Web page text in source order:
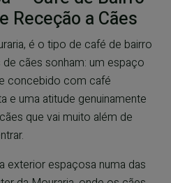
Receção a Cães
é o tipo de café de bairro
cães sonham: um espaço
concebido com café
e uma atitude genuinamente
que vai muito além de
exterior espaçosa numa das